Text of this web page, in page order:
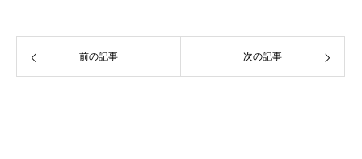
前の記事 次の記事